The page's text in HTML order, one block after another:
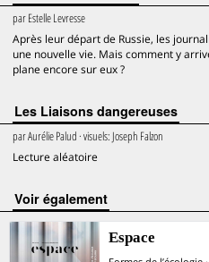
parEstelle Levresse
Après leur départ de Russie, les
une nouvelle vie. Mais comment y
plane encore sur eux ?
Les Liaisons dangereuses
parAurélie Palud · visuels: Joseph Falzon
Lecture aléatoire
voir également
Espace